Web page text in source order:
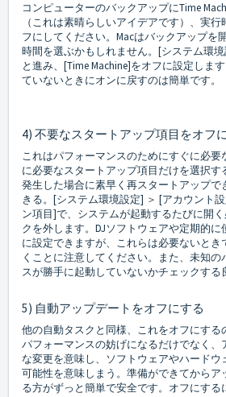
コンピューターのバックアップにTime
（これは素晴らしいアイデアです）、実行
フにしてください。Macはバックアップを
時間を選ぶかもしれません。[システム環境
と進み、[Time Machine]をオフに設定しま
ていないときにオンに戻すのは簡単です。
4) 不要なスタートアップ項目をオフ
これはパフォーマンスのためにすぐに必
に必要なスタートアップ項目だけを選択
発生した場合に素早く再スタートアップで
きる。[システム環境設定] ＞ [アカウント
ン項目]で、システムが起動するたびに開
クを外します。DJソフトウェアや定期的に
に設定できますが、これらは必要ないとき
くことに注意してください。また、未知
スが勝手に起動していないかチェックする
5) 自動アップデートをオフにする
他の自動タスクと同様、これをオフにする
パフォーマンスの妨げになるだけでなく、
な変更を意味し、ソフトウェアやハード
可能性を意味しまう。準備ができてからア
る方がずっと簡単で安全です。オフにする